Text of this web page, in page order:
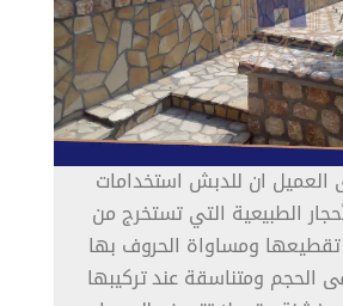
العميل ان للدبش استخدامات
الطبيعية التي تستخرج من
ومساواة الحروف بها
الحجم ومتناسقة عند تركيبها